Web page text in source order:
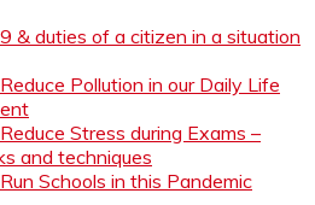
& duties of a citizen in a situation
Pollution in our Daily Life
Stress during Exams –
and techniques
Schools in this Pandemic